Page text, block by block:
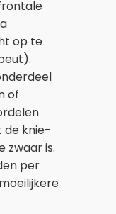
op te
of
de knie-
zwaar is.
per